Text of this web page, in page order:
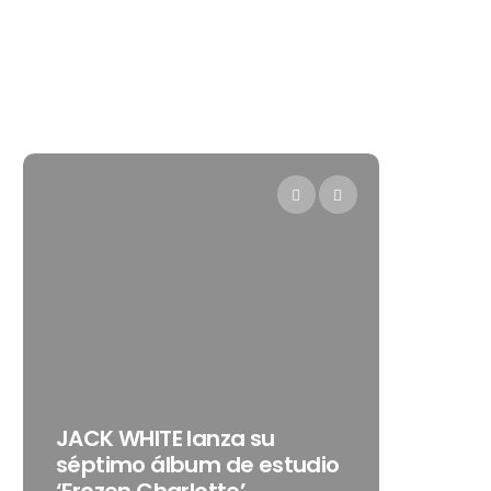
JACK WHITE lanza su
séptimo álbum de estudio